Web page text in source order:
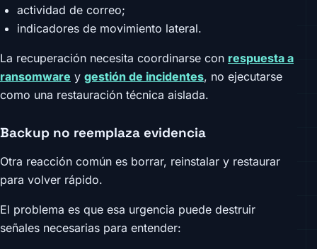
actividad de correo;
indicadores de movimiento lateral.
La recuperación necesita coordinarse con respuesta a
ransomware y gestión de incidentes, no ejecutarse
como una restauración técnica aislada.
Backup no reemplaza evidencia
Otra reacción común es borrar, reinstalar y restaurar
para volver rápido.
El problema es que esa urgencia puede destruir
señales necesarias para entender: